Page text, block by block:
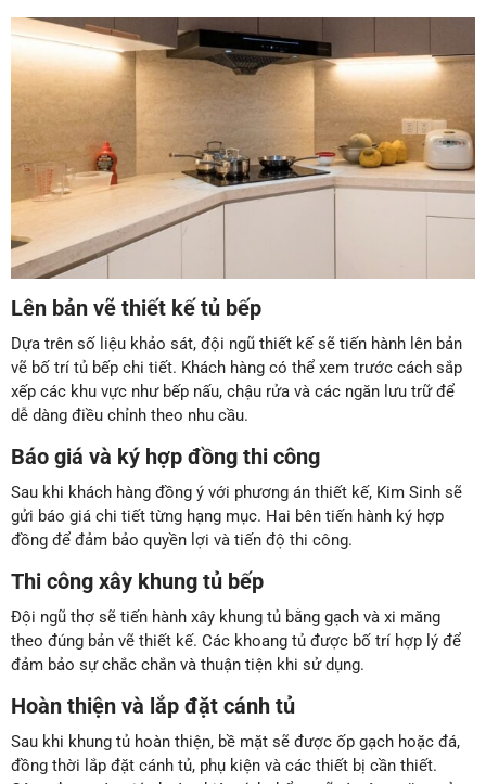
Lên bản vẽ thiết kế tủ bếp
Dựa trên số liệu khảo sát, đội ngũ thiết kế sẽ tiến hành lên bản
vẽ bố trí tủ bếp chi tiết. Khách hàng có thể xem trước cách sắp
xếp các khu vực như bếp nấu, chậu rửa và các ngăn lưu trữ để
dễ dàng điều chỉnh theo nhu cầu.
Báo giá và ký hợp đồng thi công
Sau khi khách hàng đồng ý với phương án thiết kế, Kim Sinh sẽ
gửi báo giá chi tiết từng hạng mục. Hai bên tiến hành ký hợp
đồng để đảm bảo quyền lợi và tiến độ thi công.
Thi công xây khung tủ bếp
Đội ngũ thợ sẽ tiến hành xây khung tủ bằng gạch và xi măng
theo đúng bản vẽ thiết kế. Các khoang tủ được bố trí hợp lý để
đảm bảo sự chắc chắn và thuận tiện khi sử dụng.
Hoàn thiện và lắp đặt cánh tủ
Sau khi khung tủ hoàn thiện, bề mặt sẽ được ốp gạch hoặc đá,
đồng thời lắp đặt cánh tủ, phụ kiện và các thiết bị cần thiết.